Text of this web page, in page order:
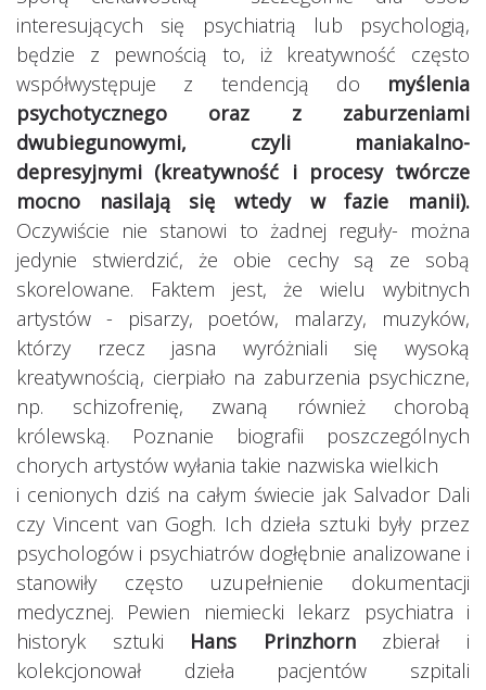
interesujących się psychiatrią lub psychologią,
będzie z pewnością to, iż kreatywność często
współwystępuje z tendencją do myślenia
psychotycznego oraz z zaburzeniami
dwubiegunowymi, czyli maniakalno-
depresyjnymi (kreatywność i procesy twórcze
mocno nasilają się wtedy w fazie manii).
Oczywiście nie stanowi to żadnej reguły- można
jedynie stwierdzić, że obie cechy są ze sobą
skorelowane. Faktem jest, że wielu wybitnych
artystów - pisarzy, poetów, malarzy, muzyków,
którzy rzecz jasna wyróżniali się wysoką
kreatywnością, cierpiało na zaburzenia psychiczne,
np. schizofrenię, zwaną również chorobą
królewską. Poznanie biografii poszczególnych
chorych artystów wyłania takie nazwiska wielkich
i cenionych dziś na całym świecie jak Salvador Dali
czy Vincent van Gogh. Ich dzieła sztuki były przez
psychologów i psychiatrów dogłębnie analizowane i
stanowiły często uzupełnienie dokumentacji
medycznej. Pewien niemiecki lekarz psychiatra i
historyk sztuki Hans Prinzhornzbierał i
kolekcjonował dzieła pacjentów szpitali